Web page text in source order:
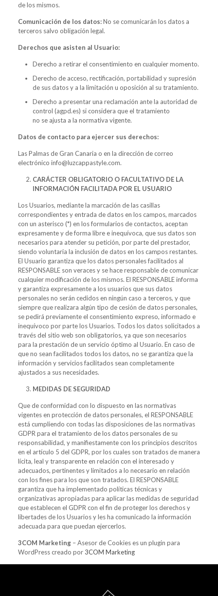
de los mismos.
Comunicación de los datos:No se comunicarán los datos a
terceros salvo obligación legal.
Derechos que asisten al Usuario:
Derecho a retirar el consentimiento en cualquier momento.
Derecho de acceso, rectificación, portabilidad y supresión
de sus datos y a la limitación u oposición al su tratamiento.
Derecho a presentar una reclamación ante la autoridad de
control (agpd.es) si considera que el tratamiento
no se ajusta a la normativa vigente.
Datos de contacto para ejercer sus derechos:
Las Palmas de Gran Canaria o en la dirección de correo
electrónico info@luzcappastyle.com.
CARÁCTER OBLIGATORIO O FACULTATIVO DE LA
INFORMACIÓN FACILITADA POR EL USUARIO
Los Usuarios, mediante la marcación de las casillas
correspondientes y entrada de datos en los campos, marcados
con un asterisco (*) en los formularios de contactos, aceptan
expresamente y de forma libre e inequívoca, que sus datos son
necesarios para atender su petición, por parte del prestador,
siendo voluntaria la inclusión de datos en los campos restantes.
El Usuario garantiza que los datos personales facilitados al
RESPONSABLE son veraces y se hace responsable de comunicar
cualquier modificación de los mismos. El RESPONSABLE informa
y garantiza expresamente a los usuarios que sus datos
personales no serán cedidos en ningún caso a terceros, y que
siempre que realizara algún tipo de cesión de datos personales,
se pedirá previamente el consentimiento expreso, informado e
inequívoco por parte los Usuarios. Todos los datos solicitados a
través del sitio web son obligatorios, ya que son necesarios
para la prestación de un servicio óptimo al Usuario. En caso de
que no sean facilitados todos los datos, no se garantiza que la
información y servicios facilitados sean completamente
ajustados a sus necesidades.
MEDIDAS DE SEGURIDAD
Que de conformidad con lo dispuesto en las normativas
vigentes en protección de datos personales, el RESPONSABLE
está cumpliendo con todas las disposiciones de las normativas
GDPR para el tratamiento de los datos personales de su
responsabilidad, y manifiestamente con los principios descritos
en el artículo 5 del GDPR, por los cuales son tratados de manera
lícita, leal y transparente en relación con el interesado y
adecuados, pertinentes y limitados a lo necesario en relación
con los fines para los que son tratados. El RESPONSABLE
garantiza que ha implementado políticas técnicas y
organizativas apropiadas para aplicar las medidas de seguridad
que establecen el GDPR con el fin de proteger los derechos y
libertades de los Usuarios y les ha comunicado la información
adecuada para que puedan ejercerlos.
3COM Marketing– Asesor de Cookies es un plugin para
WordPress creado por3COM Marketing